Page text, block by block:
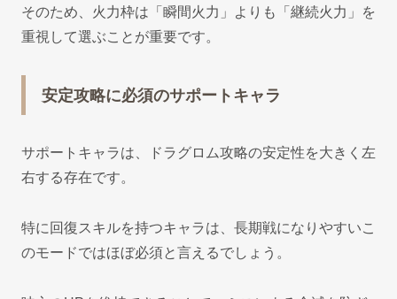
そのため、火力枠は「瞬間火力」よりも「継続火力」を
重視して選ぶことが重要です。
安定攻略に必須のサポートキャラ
サポートキャラは、ドラグロム攻略の安定性を大きく左
右する存在です。
特に回復スキルを持つキャラは、長期戦になりやすいこ
のモードではほぼ必須と言えるでしょう。